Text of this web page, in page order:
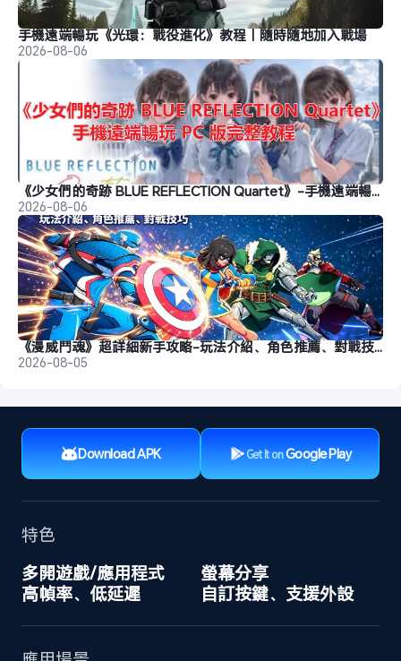
手機遠端暢玩《光環：戰役進化》教程｜隨時隨地加入戰場
2026-08-06
《少女們的奇跡 BLUE REFLECTION Quartet》-手機遠端暢玩教程
2026-08-06
《漫威鬥魂》超詳細新手攻略-玩法介紹、角色推薦、對戰技巧
2026-08-05
Download APK Get It onGoogle Play
特色
多開遊戲/應用程式
螢幕分享
高幀率、低延遲
自訂按鍵、支援外設